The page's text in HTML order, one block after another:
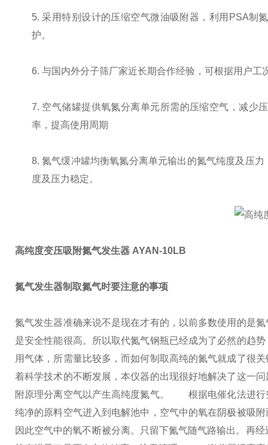
5.采用特别设计的压缩空气微油吸附器，利用 PSA制
护。
6. 与国内外分子筛厂家近长期合作经验，可根据用户工
7. 空气储罐提供氧氮分离单元所需的压缩空气，减少
率，提高使用周期
8.氮气缓冲罐均衡氧氮分离单元输出的氮气纯度及压
度及压力稳定。
高纯度变压吸附氮气发生器 AYAN-10LB
氮气发生器制取氮气时要注意的事项
氮气发生器准确来说不是现在才有的，以前多数使用的是
是安全性能很高。所以取代氮气钢瓶已经成为了必然的趋
用气体，所需量比较多，而如何制取高纯的氮气就成了很
着科学技术的不断发展，本仪器的出现很好地解决了这一
附原理分离空气以产生高纯度氮气。
根据电催化法进行空
纯净的原料空气进入到电解池中，空气中的氧在阴极被吸
因此空气中的氧不断被分离。只留下氮气随气路输出。再